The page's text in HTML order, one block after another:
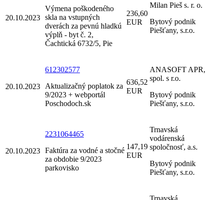
20.10.2023
Výmena poškodeného
skla na vstupných
dverách za pevnú hladkú
výplň - byt č. 2,
Čachtická 6732/5, Pie
236,60
EUR
Milan Pieš s. r. o.
Bytový podnik
Piešťany, s.r.o.
20.10.2023
612302577
Aktualizačný poplatok za
9/2023 + webportál
Poschodoch.sk
636,52
EUR
ANASOFT APR,
spol. s r.o.
Bytový podnik
Piešťany, s.r.o.
20.10.2023
2231064465
Faktúra za vodné a stočné
za obdobie 9/2023
parkovisko
147,19
EUR
Trnavská
vodárenská
spoločnosť, a.s.
Bytový podnik
Piešťany, s.r.o.
Trnavská